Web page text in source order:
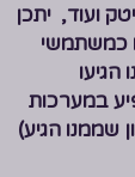
ועוד, יתכן
כמשתמשי
במערכות
שממנו הגיע)